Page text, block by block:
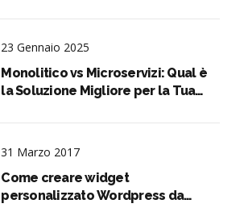
23 Gennaio 2025
Monolitico vs Microservizi: Qual è
la Soluzione Migliore per la Tua
31 Marzo 2017
Come creare widget
personalizzato Wordpress da